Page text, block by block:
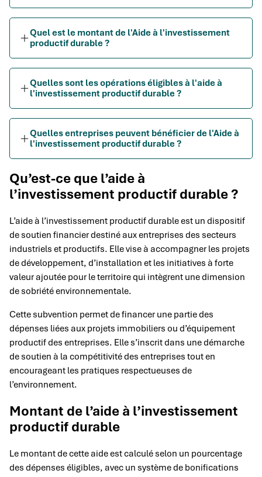
Quel est le montant de l'Aide à l'investissement
productif durable ?
Quelles sont les opérations éligibles à l'aide à
l'investissement productif durable ?
Quelles entreprises peuvent bénéficier de l'Aide à
l'investissement productif durable ?
Qu’est-ce que l’aide à
l’investissement productif durable ?
L’aide à l’investissement productif durable est un dispositif
de soutien financier destiné aux entreprises des secteurs
industriels et productifs. Elle vise à accompagner les projets
de développement, d’installation et les initiatives à forte
valeur ajoutée pour le territoire qui intègrent une dimension
de sobriété environnementale.
Cette subvention permet de financer une partie des
dépenses liées aux projets immobiliers ou d’équipement
productif des entreprises. Elle s’inscrit dans une démarche
de soutien à la compétitivité des entreprises tout en
encourageant les pratiques respectueuses de
l’environnement.
Montant de l’aide à l’investissement
productif durable
Le montant de cette aide est calculé selon un pourcentage
des dépenses éligibles, avec un système de bonifications